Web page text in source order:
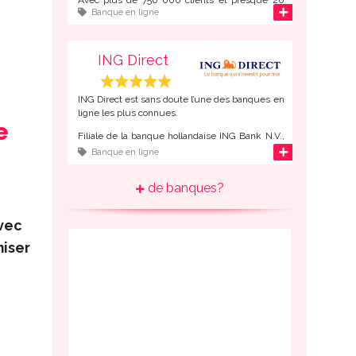
milliards d’Euros d’actifs sur les comptes de ses
ING Direct.
Banque en ligne
ING Direct
ING Direct est sans doute l’une des banques en
ligne les plus connues.
Filiale de la banque hollandaise ING Bank N.V.,
ING Direct compte 22 millions de client à
travers le monde, dont presque un million de
banque en ligne en France.
Banque en ligne
de banques?